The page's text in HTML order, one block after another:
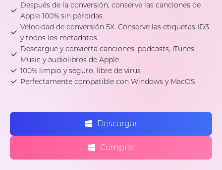
Después de la conversión, conserve las canciones de
Apple 100% sin pérdidas.
Velocidad de conversión 5X. Conserve las etiquetas ID3
y todos los metadatos.
Descargue y convierta canciones, podcasts, iTunes
Music y audiolibros de Apple
100% limpio y seguro, libre de virus
Perfectamente compatible con Windows y MacOS
Descargar
Comprar